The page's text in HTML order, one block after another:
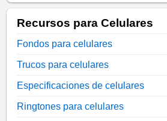
Recursos para Celulares
Fondos para celulares
Trucos para celulares
Especificaciones de celulares
Ringtones para celulares